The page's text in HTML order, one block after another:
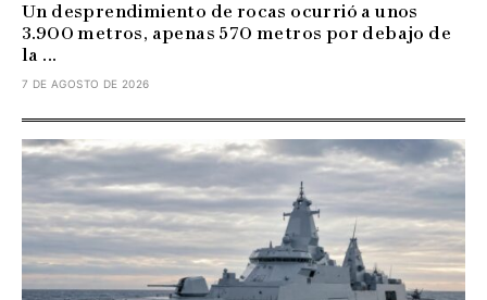
Un desprendimiento de rocas ocurrió a unos
3.900 metros, apenas 570 metros por debajo de
la ...
7 DE AGOSTO DE 2026